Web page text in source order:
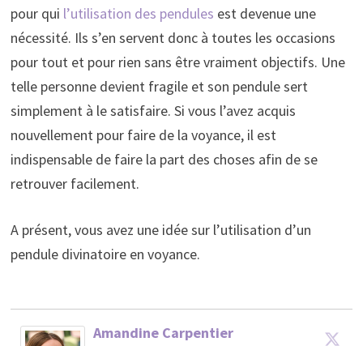
pour qui l’utilisation des pendules est devenue une
nécessité. Ils s’en servent donc à toutes les occasions
pour tout et pour rien sans être vraiment objectifs. Une
telle personne devient fragile et son pendule sert
simplement à le satisfaire. Si vous l’avez acquis
nouvellement pour faire de la voyance, il est
indispensable de faire la part des choses afin de se
retrouver facilement.
A présent, vous avez une idée sur l’utilisation d’un
pendule divinatoire en voyance.
Amandine Carpentier